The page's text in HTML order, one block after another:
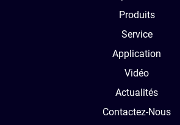
Produits
Service
Application
Vidéo
Actualités
Contactez-Nous